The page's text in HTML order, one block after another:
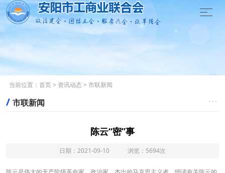

当前位置： 首页> 资讯动态 > 市联新闻
/ 市联新闻 
陈云“密”事
日期：2021-09-10 浏览：5694次